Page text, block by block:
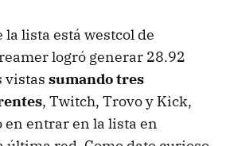
lista está westcol de
logró generar 28.92
vistas sumando tres
, Twitch, Trovo y Kick,
entrar en la lista en